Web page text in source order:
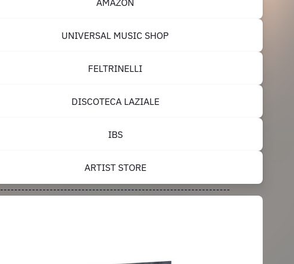
AMAZON
UNIVERSAL MUSIC SHOP
FELTRINELLI
DISCOTECA LAZIALE
IBS
ARTIST STORE
-----------------------------------------------------------------